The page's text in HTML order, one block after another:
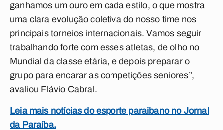
ganhamos um ouro em cada estilo, o que mostra
uma clara evolução coletiva do nosso time nos
principais torneios internacionais. Vamos seguir
trabalhando forte com esses atletas, de olho no
Mundial da classe etária, e depois preparar o
grupo para encarar as competições seniores”,
avaliou Flávio Cabral.
Leia mais notícias do esporte paraibano no Jornal
da Paraíba.